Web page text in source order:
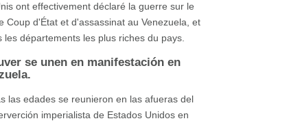
ont effectivement déclaré la guerre sur le
Coup d'État et d'assassinat au Venezuela, et
départements les plus riches du pays.
se unen en manifestación en
las edades se reunieron en las afueras del
imperialista de Estados Unidos en